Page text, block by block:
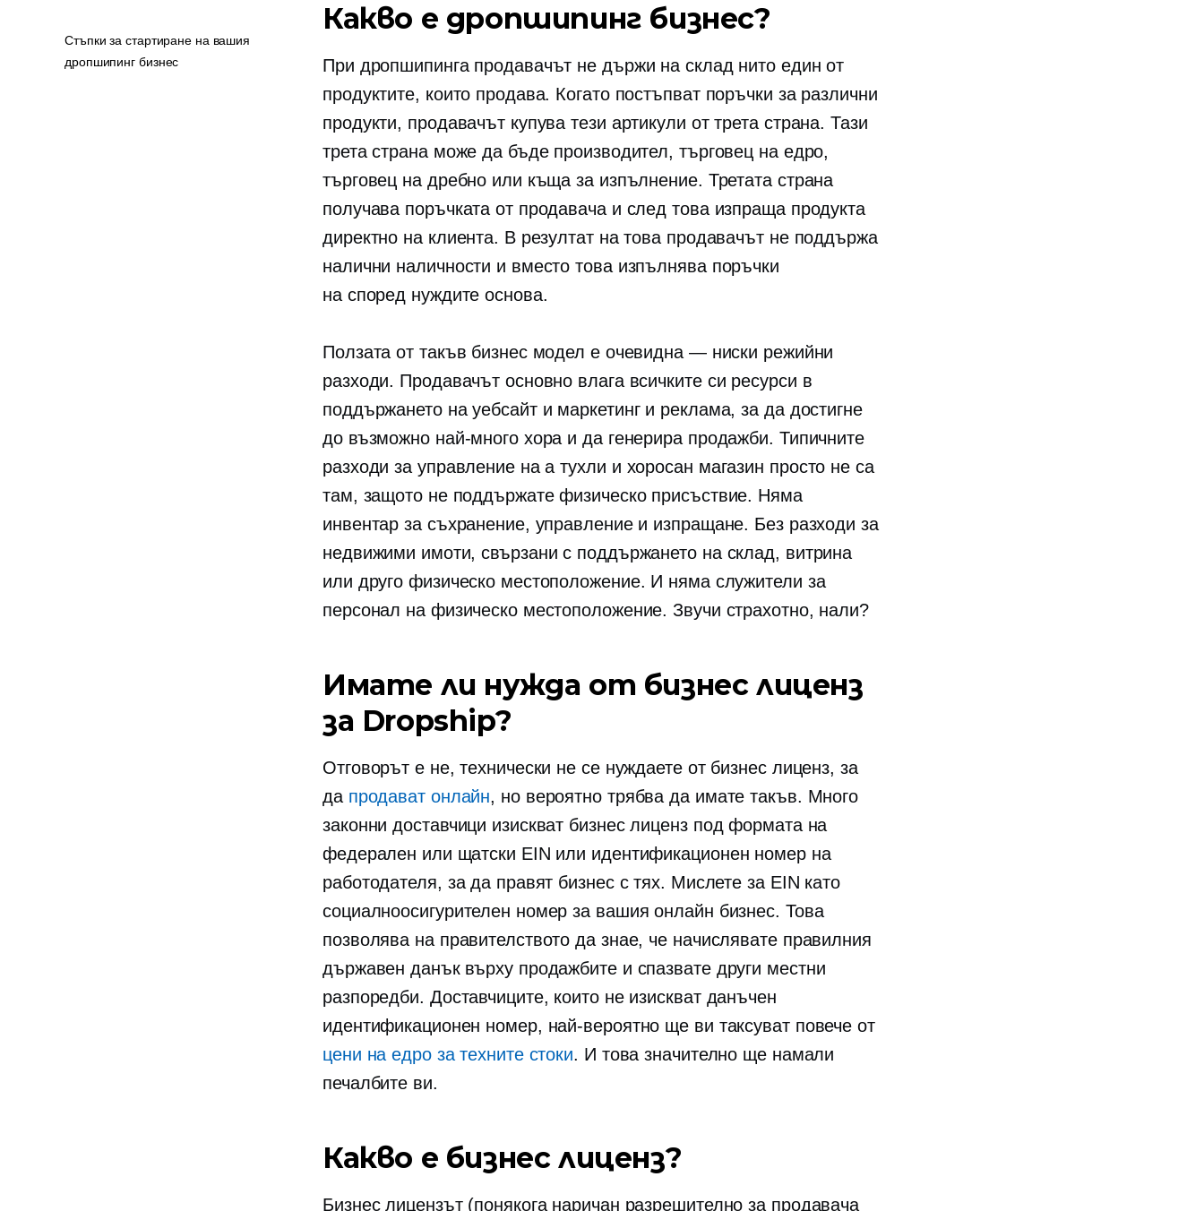
Какво е дропшипинг бизнес?
При дропшипинга продавачът не държи на склад нито един от
продуктите, които продава. Когато постъпват поръчки за различни
продукти, продавачът купува тези артикули от трета страна. Тази
трета страна може да бъде производител, търговец на едро,
търговец на дребно или къща за изпълнение. Третата страна
получава поръчката от продавача и след това изпраща продукта
директно на клиента. В резултат на това продавачът не поддържа
налични наличности и вместо това изпълнява поръчки
на според нуждите основа.
Ползата от такъв бизнес модел е очевидна — ниски режийни
разходи. Продавачът основно влага всичките си ресурси в
поддържането на уебсайт и маркетинг и реклама, за да достигне
до възможно най-много хора и да генерира продажби. Типичните
разходи за управление на aтухли и хоросан магазин просто не са
там, защото не поддържате физическо присъствие. Няма
инвентар за съхранение, управление и изпращане. Без разходи за
недвижими имоти, свързани с поддържането на склад, витрина
или друго физическо местоположение. И няма служители за
персонал на физическо местоположение. Звучи страхотно, нали?
Имате ли нужда от бизнес лиценз
за Dropship?
Отговорът е не, технически не се нуждаете от бизнес лиценз, за ​​
да продават онлайн, но вероятно трябва да имате такъв. Много
законни доставчици изискват бизнес лиценз под формата на
федерален или щатски EIN или идентификационен номер на
работодателя, за да правят бизнес с тях. Мислете за EIN като
социалноосигурителен номер за вашия онлайн бизнес. Това
позволява на правителството да знае, че начислявате правилния
държавен данък върху продажбите и спазвате други местни
разпоредби. Доставчиците, които не изискват данъчен
идентификационен номер, най-вероятно ще ви таксуват повече от
цени на едро за техните стоки. И това значително ще намали
печалбите ви.
Какво е бизнес лиценз?
Бизнес лицензът (понякога наричан разрешително за продавача
Стъпки за стартиране на вашия
дропшипинг бизнес